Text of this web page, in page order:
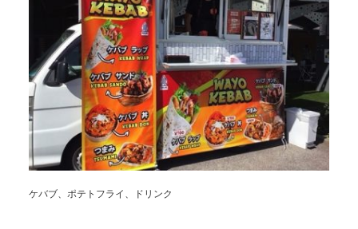
ケバブ、ポテトフライ、ドリンク